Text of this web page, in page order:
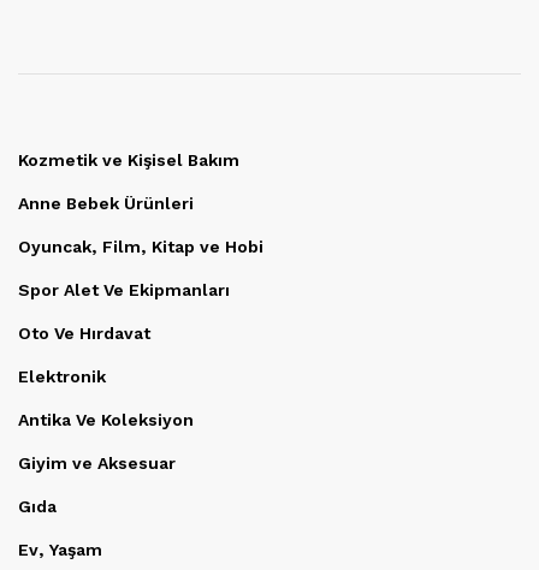
Kozmetik ve Kişisel Bakım
Anne Bebek Ürünleri
Oyuncak, Film, Kitap ve Hobi
Spor Alet Ve Ekipmanları
Oto Ve Hırdavat
Elektronik
Antika Ve Koleksiyon
Giyim ve Aksesuar
Gıda
Ev, Yaşam